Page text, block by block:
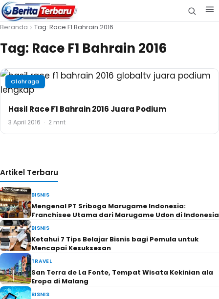
Beranda Tag: Race F1 Bahrain 2016
Tag: Race F1 Bahrain 2016
Olahraga
Hasil Race F1 Bahrain 2016 Juara Podium
3 April 2016 · 2 mnt
Artikel Terbaru
BISNIS
Mengenal PT Sriboga Marugame Indonesia:
Franchisee Utama dari Marugame Udon di Indonesia
BISNIS
Ketahui 7 Tips Belajar Bisnis bagi Pemula untuk
Mencapai Kesuksesan
TRAVEL
San Terra de La Fonte, Tempat Wisata Kekinian ala
Eropa di Malang
BISNIS